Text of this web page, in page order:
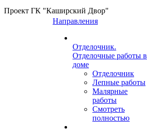
Проект ГК "Каширский Двор"
Направления
Отделочник.
Отделочные работы в
доме
Отделочник
Лепные работы
Малярные
работы
Смотреть
полностью